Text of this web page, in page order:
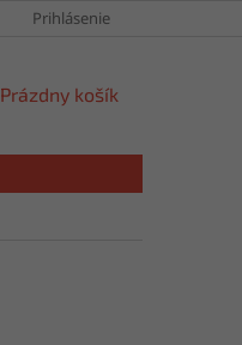
Prihlásenie
NÁKUPNÝ
Prázdny košík